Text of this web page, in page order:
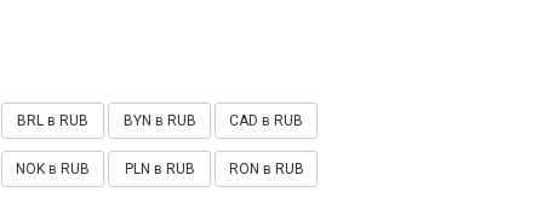
BRL в RUB BYN в RUB CAD в RUB
NOK в RUB PLN в RUB RON в RUB